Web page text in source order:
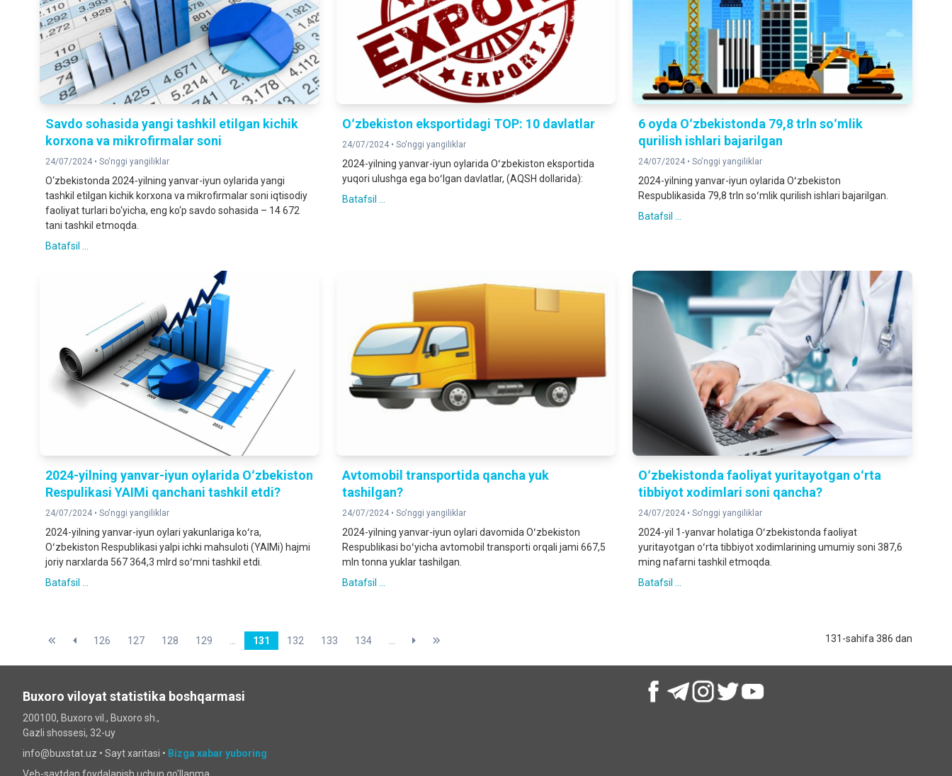
Savdo sohasida yangi tashkil etilgan kichik
korxona va mikrofirmalar soni
24/07/2024 • So'nggi yangiliklar
O‘zbekistonda 2024-yilning yanvar-iyun oylarida yangi
tashkil etilgan kichik korxona va mikrofirmalar soni iqtisodiy
faoliyat turlari bo‘yicha, eng ko‘p savdo sohasida – 14 672
tani tashkil etmoqda.
Batafsil ...
Oʻzbekiston eksportidagi TOP: 10 davlatlar
24/07/2024 • So'nggi yangiliklar
2024-yilning yanvar-iyun oylarida Oʻzbekiston eksportida
yuqori ulushga ega boʻlgan davlatlar, (AQSH dollarida):
Batafsil ...
6 oyda Oʻzbekistonda 79,8 trln soʻmlik
qurilish ishlari bajarilgan
24/07/2024 •So'nggi yangiliklar
2024-yilning yanvar-iyun oylarida Oʻzbekiston
Respublikasida 79,8 trln soʻmlik qurilish ishlari bajarilgan.
Batafsil ...
2024-yilning yanvar-iyun oylarida Oʻzbekiston
Respulikasi YAIMi qanchani tashkil etdi?
24/07/2024 • So'nggi yangiliklar
2024-yilning yanvar-iyun oylari yakunlariga koʻra,
Oʻzbekiston Respublikasi yalpi ichki mahsuloti (YAIMi) hajmi
joriy narxlarda 567 364,3 mlrd soʻmni tashkil etdi.
Batafsil ...
Avtomobil transportida qancha yuk
tashilgan?
24/07/2024 • So'nggi yangiliklar
2024-yilning yanvar-iyun oylari davomida Oʻzbekiston
Respublikasi boʻyicha avtomobil transporti orqali jami 667,5
mln tonna yuklar tashilgan.
Batafsil ...
Oʻzbekistonda faoliyat yuritayotgan oʻrta
tibbiyot xodimlari soni qancha?
24/07/2024 •So'nggi yangiliklar
2024-yil 1-yanvar holatiga Oʻzbekistonda faoliyat
yuritayotgan oʻrta tibbiyot xodimlarining umumiy soni 387,6
ming nafarni tashkil etmoqda.
Batafsil ...
131-sahifa 386 dan
126 127 128 129 131 132 133 134
Buxoro viloyat statistika boshqarmasi
200100, Buxoro vil., Buxoro sh.,
Gazli shossesi, 32-uy
info@buxstat.uz • Sayt xaritasi • Bizga xabar yuboring